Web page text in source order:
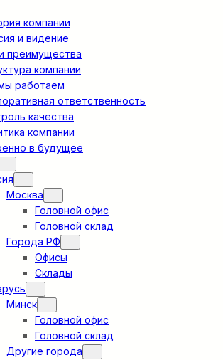
компании
и видение
преимущества
компании
работаем
ответственность
качества
компании
в будущее
Москва
Головной офис
Головной склад
Города РФ
Офисы
Склады
Минск
Головной офис
Головной склад
Другие города